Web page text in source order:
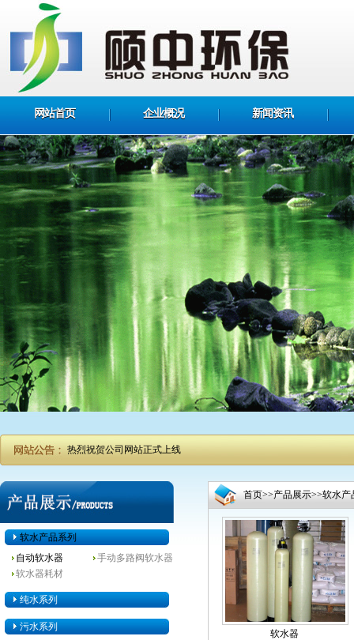
网站首页 企业概况 新闻资讯
热烈祝贺公司网站正式上线
软水产品系列
自动软水器
手动多路阀软水器
软水器耗材
纯水系列
污水系列
首页>>产品展示>>软水产
软水器